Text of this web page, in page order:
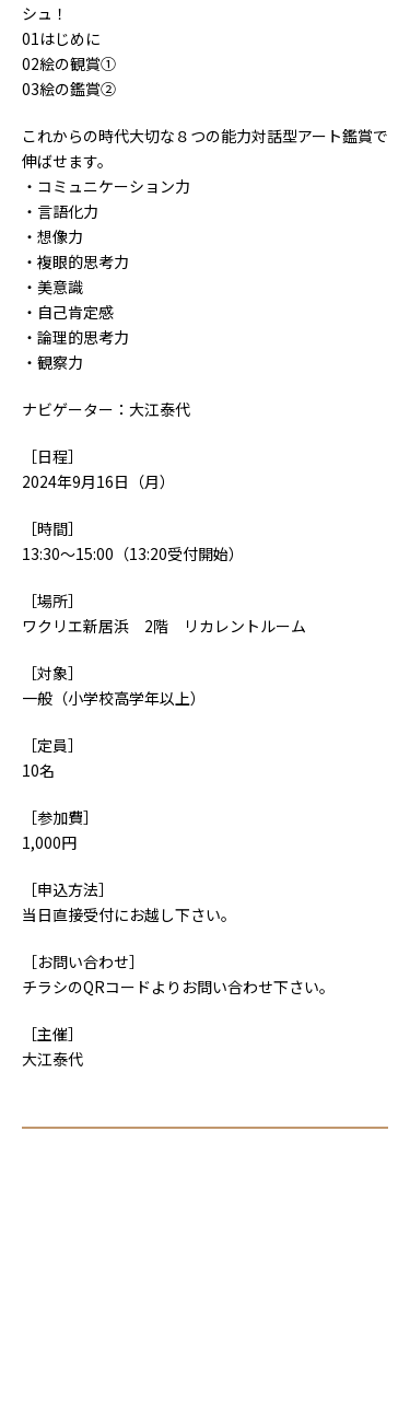
シュ！
01はじめに
02絵の観賞①
03絵の鑑賞②
これからの時代大切な８つの能力対話型アート鑑賞で
伸ばせます。
・コミュニケーション力
・言語化力
・想像力
・複眼的思考力
・美意識
・自己肯定感
・論理的思考力
・観察力
ナビゲーター：大江泰代
［日程］
2024年9月16日（月）
［時間］
13:30～15:00（13:20受付開始）
［場所］
ワクリエ新居浜 2階 リカレントルーム
［対象］
一般（小学校高学年以上）
［定員］
10名
［参加費］
1,000円
［申込方法］
当日直接受付にお越し下さい。
［お問い合わせ］
チラシのQRコードよりお問い合わせ下さい。
［主催］
大江泰代